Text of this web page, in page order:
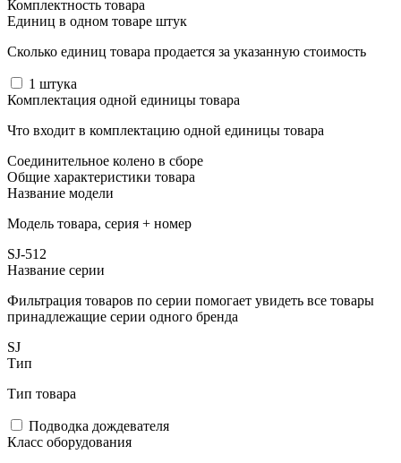
Комплектность товара
Единиц в одном товаре штук
Сколько единиц товара продается за указанную стоимость
1 штука
Комплектация одной единицы товара
Что входит в комплектацию одной единицы товара
Соединительное колено в сборе
Общие характеристики товара
Название модели
Модель товара, серия + номер
SJ-512
Название серии
Фильтрация товаров по серии помогает увидеть все товары
принадлежащие серии одного бренда
SJ
Тип
Тип товара
Подводка дождевателя
Класс оборудования